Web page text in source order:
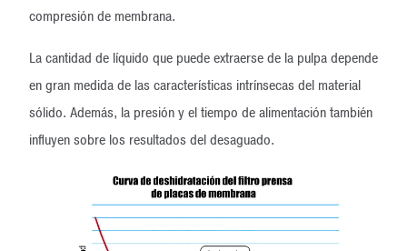
compresión de membrana.
La cantidad de líquido que puede extraerse de la pulpa depende
en gran medida de las características intrínsecas del material
sólido. Además, la presión y el tiempo de alimentación también
influyen sobre los resultados del desaguado.